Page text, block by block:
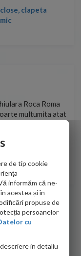
clapeta
Roca Roma
multumita atat
in obtinerea
de tip cookie
informăm că ne-
acestea și în
propuse de
persoanelor
cu
in detaliu